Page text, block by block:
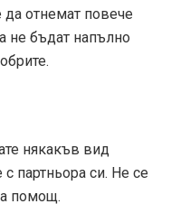
отнемат повече
не бъдат напълно
някакъв вид
партньора си. Не се
помощ.